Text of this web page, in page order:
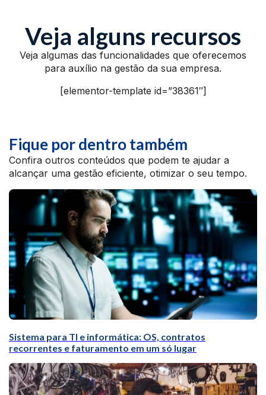
Veja alguns recursos
Veja algumas das funcionalidades que oferecemos
para auxílio na gestão da sua empresa.
[elementor-template id=”38361″]
Fique por dentro também
Confira outros conteúdos que podem te ajudar a
alcançar uma gestão eficiente, otimizar o seu tempo.
Sistema para TI e informática: OS, contratos
recorrentes e faturamento em um só lugar